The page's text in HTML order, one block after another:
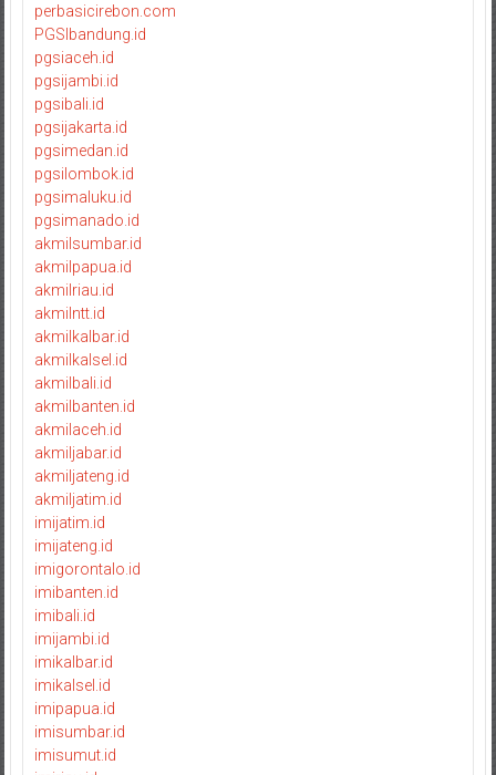
perbasicirebon.com
PGSIbandung.id
pgsiaceh.id
pgsijambi.id
pgsibali.id
pgsijakarta.id
pgsimedan.id
pgsilombok.id
pgsimaluku.id
pgsimanado.id
akmilsumbar.id
akmilpapua.id
akmilriau.id
akmilntt.id
akmilkalbar.id
akmilkalsel.id
akmilbali.id
akmilbanten.id
akmilaceh.id
akmiljabar.id
akmiljateng.id
akmiljatim.id
imijatim.id
imijateng.id
imigorontalo.id
imibanten.id
imibali.id
imijambi.id
imikalbar.id
imikalsel.id
imipapua.id
imisumbar.id
imisumut.id